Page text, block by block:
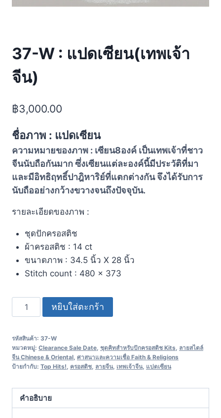
37-W : แปดเซียน(เทพเจ้า
จีน)
฿3,000.00
ชื่อภาพ : แปดเซียน
ความหมายของภาพ : เซียน8องค์ เป็นเทพเจ้าที่ชาว
จีนนับถือกันมาก ซึ่งเซียนแต่ละองค์นี้มีประวัติที่มา
และมีอิทธิฤทธิ์ปาฎิหาริย์ที่แตกต่างกัน จึงได้รับการ
นับถืออย่างกว้างขวางจนถึงปัจจุบัน.
รายละเอียดของภาพ :
ชุดปักครอสติช
ผ้าครอสติช : 14 ct
ขนาดภาพ : 34.5 นิ้ว X 28 นิ้ว
Stitch count : 480 x 373
หยิบใส่ตะกร้า
รหัสสินค้า: 37-W
หมวดหมู่: Clearance Sale Date ชุดคิทสำหรับปักครอสติช Kits ลายสไตล์
จีน Chinese & Oriental ศาสนาและความเชื่อ Faith & Religions
ป้ายกำกับ: Top Hits! ครอสติช ลายจีน, เทพเจ้าจีน, แปดเซียน
คำอธิบาย